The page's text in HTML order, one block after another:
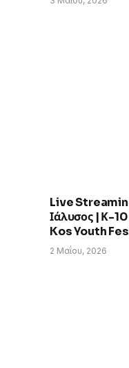
Live
Ιάλυσος | Κ-
Kos Youth
2 Μαΐου, 2026